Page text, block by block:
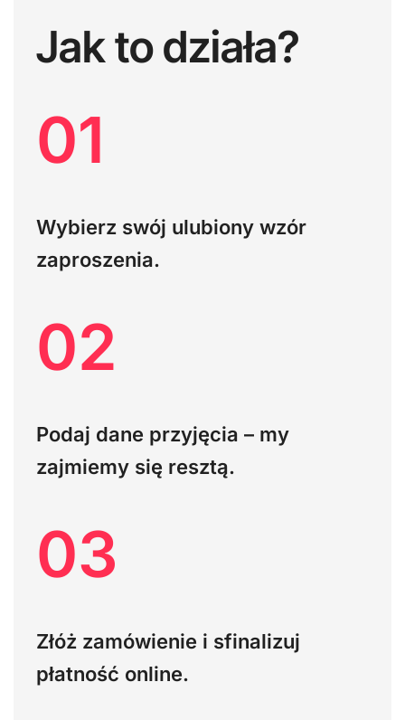
Jak to działa?
01
Wybierz swój ulubiony wzór
zaproszenia.
02
Podaj dane przyjęcia – my
zajmiemy się resztą.
03
Złóż zamówienie i sfinalizuj
płatność online.